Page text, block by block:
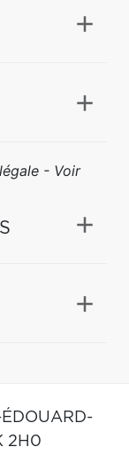
- Voir
2H0